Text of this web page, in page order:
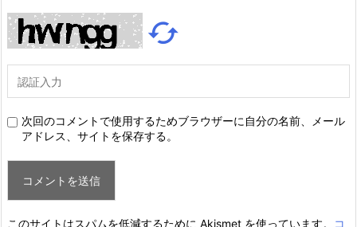

次回のコメントで使用するためブラウザーに自分の名前、メール
アドレス、サイトを保存する。
このサイトはスパムを低減するために Akismet を使っています。
コ